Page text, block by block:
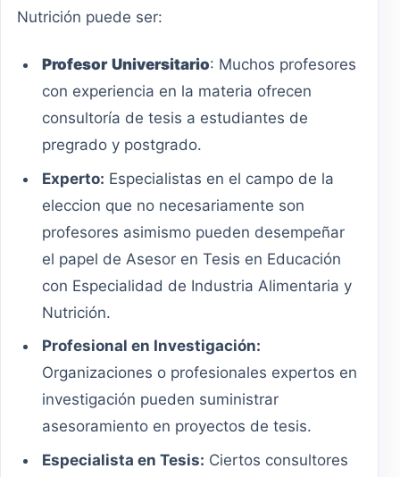
Nutrición puede ser:
Profesor Universitario: Muchos profesores
con experiencia en la materia ofrecen
consultoría de tesis a estudiantes de
pregrado y postgrado.
Experto: Especialistas en el campo de la
eleccion que no necesariamente son
profesores asimismo pueden desempeñar
el papel de Asesor en Tesis en Educación
con Especialidad de Industria Alimentaria y
Nutrición.
Profesional en Investigación:
Organizaciones o profesionales expertos en
investigación pueden suministrar
asesoramiento en proyectos de tesis.
Especialista en Tesis: Ciertos consultores